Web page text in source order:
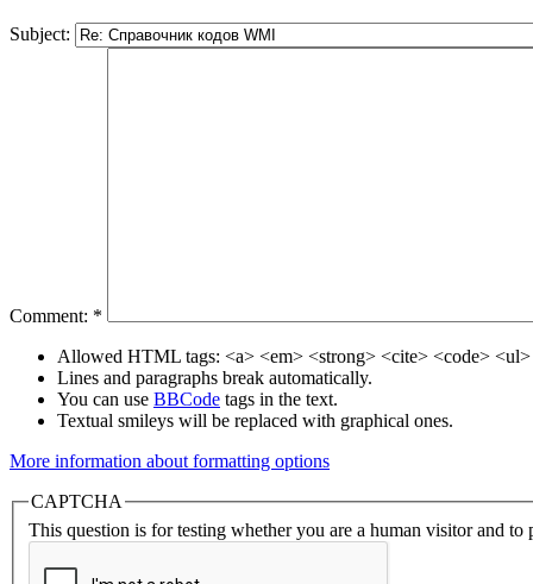
Subject:
Comment: *
Allowed HTML tags: <a> <em> <strong> <cite> <code>
Lines and paragraphs break automatically.
You can use BBCode tags in the text.
Textual smileys will be replaced with graphical ones.
More information about formatting options
CAPTCHA
This question is for testing whether you are a human visitor and to